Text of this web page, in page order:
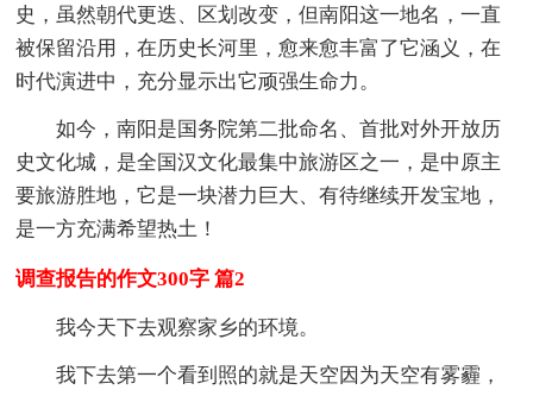
史，虽然朝代更迭、区划改变，但南阳这一地名，一直
被保留沿用，在历史长河里，愈来愈丰富了它涵义，在
时代演进中，充分显示出它顽强生命力。
如今，南阳是国务院第二批命名、首批对外开放历
史文化城，是全国汉文化最集中旅游区之一，是中原主
要旅游胜地，它是一块潜力巨大、有待继续开发宝地，
是一方充满希望热土！
调查报告的作文300字 篇2
我今天下去观察家乡的环境。
我下去第一个看到照的就是天空因为天空有雾霾，